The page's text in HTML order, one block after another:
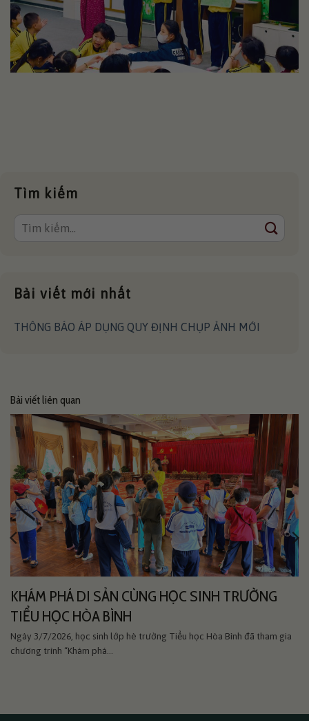
Tìm kiếm
Bài viết mới nhất
THÔNG BÁO ÁP DỤNG QUY ĐỊNH CHỤP ẢNH MỚI
Bài viết liên quan
KHÁM PHÁ DI SẢN CÙNG HỌC SINH TRƯỜNG
TIỂU HỌC HÒA BÌNH
Ngày 3/7/2026, học sinh lớp hè trường Tiểu học Hòa Bình đã tham gia
chương trình “Khám phá...